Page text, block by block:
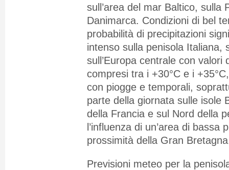
sull’area del mar Baltico, sulla
Danimarca. Condizioni di bel
probabilità di precipitazioni
intenso sulla penisola Italiana,
sull’Europa centrale con valori
compresi tra i +30°C e i
con piogge e temporali,
parte della giornata sulle isole
della Francia e sul Nord della
l’influenza di un’area di bassa
prossimità della Gran
Previsioni meteo per la